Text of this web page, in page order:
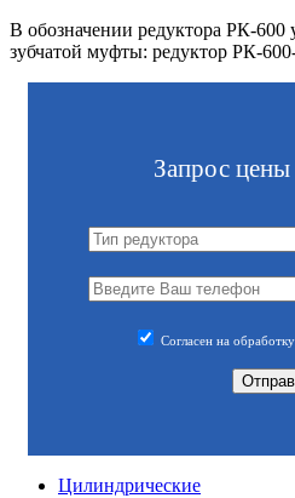
В обозначении редуктора РК-600
зубчатой муфты: редуктор РК-
Запрос цены
Согласен на
Цилиндрические